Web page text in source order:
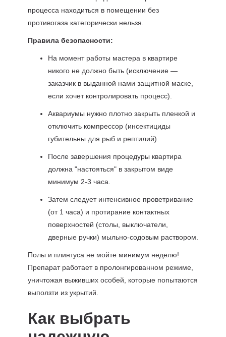
процесса находиться в помещении без
противогаза категорически нельзя.
Правила безопасности:
На момент работы мастера в квартире
никого не должно быть (исключение —
заказчик в выданной нами защитной маске,
если хочет контролировать процесс).
Аквариумы нужно плотно закрыть пленкой и
отключить компрессор (инсектициды
губительны для рыб и рептилий).
После завершения процедуры квартира
должна "настояться" в закрытом виде
минимум 2-3 часа.
Затем следует интенсивное проветривание
(от 1 часа) и протирание контактных
поверхностей (столы, выключатели,
дверные ручки) мыльно-содовым раствором.
Полы и плинтуса не мойте минимум неделю!
Препарат работает в пролонгированном режиме,
уничтожая выживших особей, которые попытаются
выползти из укрытий.
Как выбрать